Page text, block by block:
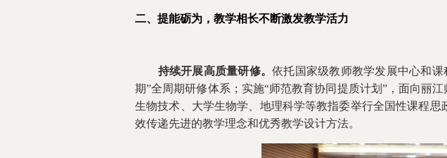
二、 提能砺为 ，教学相长不断激发教学活力
持续开展高质量研修。 依托国家级教师教学发展中心和
期”全周期研修体系；实施“师范教育协同提质计划”，面向丽
生物技术、大学生物学、地理科学等教指委举行全国性课程
效传递先进的教学理念和优秀教学设计方法。